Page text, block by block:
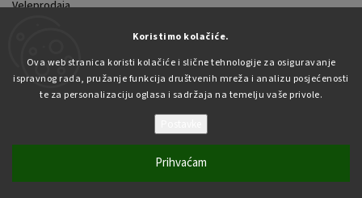
Koristimo kolačiće.
Ova web stranica koristi kolačiće i slične tehnologije za osiguravanje
ispravnog rada, pružanje funkcija društvenih mreža i analizu posjećenosti
te za personalizaciju oglasa i sadržaja na temelju vaše privole.
Prihvaćam
Veleprodaja
Autorsko pravo 2026Pabex.hr. Sva prava pridržana.
Uredi postavke kolačića